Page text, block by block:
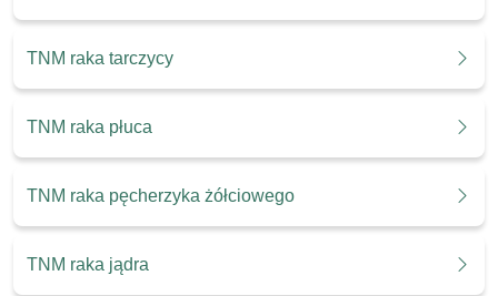
TNM raka tarczycy
TNM raka płuca
TNM raka pęcherzyka żółciowego
TNM raka jądra